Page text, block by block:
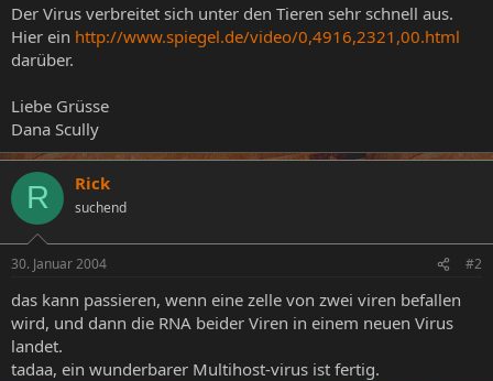
Der Virus verbreitet sich unter den Tieren sehr schnell aus.
Hier ein http://www.spiegel.de/video/0,4916,2321,00.html
darüber.
Liebe Grüsse
Dana Scully
R Rick
suchend
30. Januar 2004 #2
das kann passieren, wenn eine zelle von zwei viren befallen
wird, und dann die RNA beider Viren in einem neuen Virus
landet.
tadaa, ein wunderbarer Multihost-virus ist fertig.